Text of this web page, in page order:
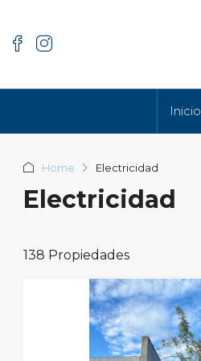
Inicio
Home Electricidad
Electricidad
138 Propiedades